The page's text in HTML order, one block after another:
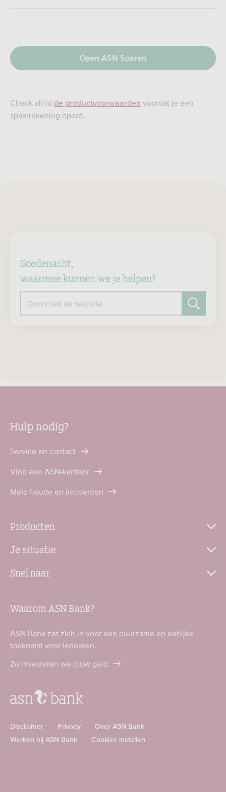
Open ASN Sparen
Check altijd de productvoorwaarden voordat je een
spaarrekening opent.
Goedenacht,
waarmee kunnen we je helpen?
Doorzoek de website
Hulp nodig?
Service en contact
Vind een ASN-kantoor
Meld fraude en incidenten
Producten
Je situatie
Snel naar
Waarom ASN Bank?
ASN Bank zet zich in voor een duurzame en eerlijke
toekomst voor iedereen.
Zo investeren we jouw geld
Disclaimer Privacy
Over ASN Bank
Werken bij ASN Bank
Cookies instellen